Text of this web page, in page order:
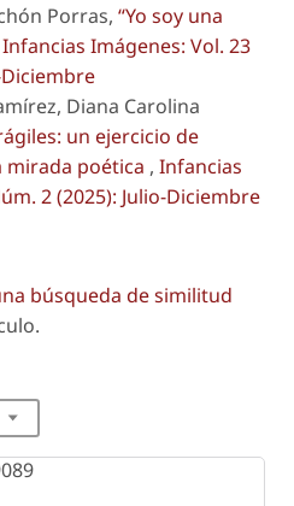
Porras, “Yo soy una
Infancias Imágenes: Vol. 23
Diciembre
Diana Carolina
un ejercicio de
mirada poética , Infancias
2 (2025): Julio-Diciembre
búsqueda de similitud